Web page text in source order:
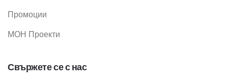
Промоции
МОН Проекти
Свържете се с нас